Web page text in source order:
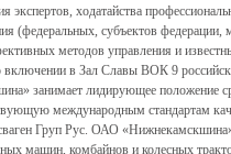
экспертов, ходатайства
(федеральных, субъектов федерации,
методов управления и
включении в Зал Славы ВОК 9
занимает лидирующее положение
международным стандартам
Груп Рус. ОАО
машин, комбайнов и колесных